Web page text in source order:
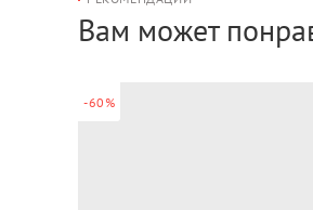
Вам может
-60%